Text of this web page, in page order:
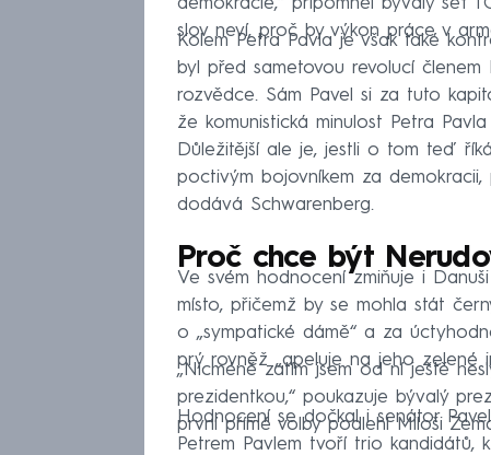
slov neví, proč by výkon práce v
Kolem Petra Pavla je však také
byl před sametovou revolucí
rozvědce. Sám Pavel si za tuto
že komunistická minulost Petra
Důležitější ale je, jestli o tom teď
poctivým bojovníkem za demokracii,
dodává Schwarenberg.
Proč chce být
Ve svém hodnocení zmiňuje i
místo, přičemž by se mohla stát
o „sympatické dámě“ a za
prý rovněž „apeluje na jeho zelené
„Nicméně zatím jsem od ní ještě
prezidentkou,“ poukazuje bývalý
první přímé volby podlehl Miloši
Hodnocení se dočkal i senátor
Petrem Pavlem tvoří trio kandidátů,